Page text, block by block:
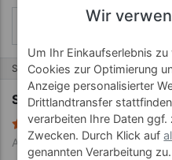
Start Saunaprodukte Sauna
Sauna-Sanduhr aus
2 Bewertungen
Art-Nr. 31535--01
Wir
Um Ihr Einkaufserlebnis
Cookies zur Optimierung
Anzeige personalisierter
Drittlandtransfer
verarbeiten Ihre Daten ggf.
Zwecken. Durch Klick auf
genannten Verarbeitung zu.